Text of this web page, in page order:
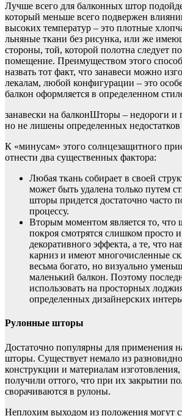
Лучше всего для балконных штор
который меньше всего подвержен
высоких температур – это плотные
льняные ткани без рисунка, или же
стороны, той, которой полотна следует
помещение. Преимуществом этого
назвать тот факт, что занавеси можно
лекалам, любой конфигурации – это
балкон оформляется в определенном
занавески на балконШторы – недороги и
но не лишены определенных недостатков
К «минусам» этого солнцезащитного
отнести два существенных фактора:
Любая ткань собирает в своей
может быть удалена только путем
шторы придется достаточно часто
процессу.
Вторым моментом является то,
покроя смотрятся слишком просто
декоративного эффекта, а те, что
карниз и имеют многочисленные
весьма богато, но визуально
маленький балкон. Поэтому
использовать на просторных
определенных дизайнерских
Рулонные шторы
Достаточно популярны для применения
шторы. Существует немало из
конструкции и материалам
получили оттого, что при их закрытии
сворачиваются в рулоны.
Неплохим выходом из положения могут